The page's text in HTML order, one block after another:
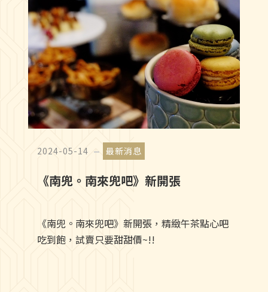
2024-05-14 最新消息
《南兜。南來兜吧》新開張
《南兜。南來兜吧》新開張，精緻午茶點心吧
吃到飽，試賣只要甜甜價~!!